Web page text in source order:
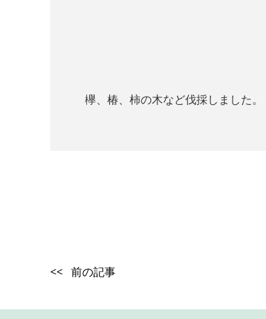
欅、椿、柿の木など伐採しました。
<< 前の記事